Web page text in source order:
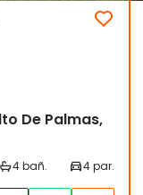
De Palmas,